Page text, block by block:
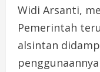
Widi Arsanti,
Pemerintah
alsintan